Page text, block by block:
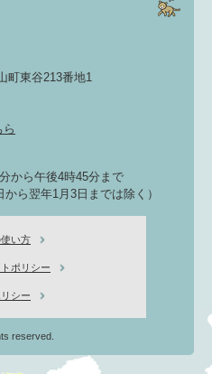
町東谷213番地1
ら
から午後4時45分まで
ら翌年1月3日までは除く）
い方
ポリシー
シー
reserved.